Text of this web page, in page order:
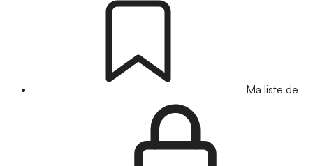
Ma liste de